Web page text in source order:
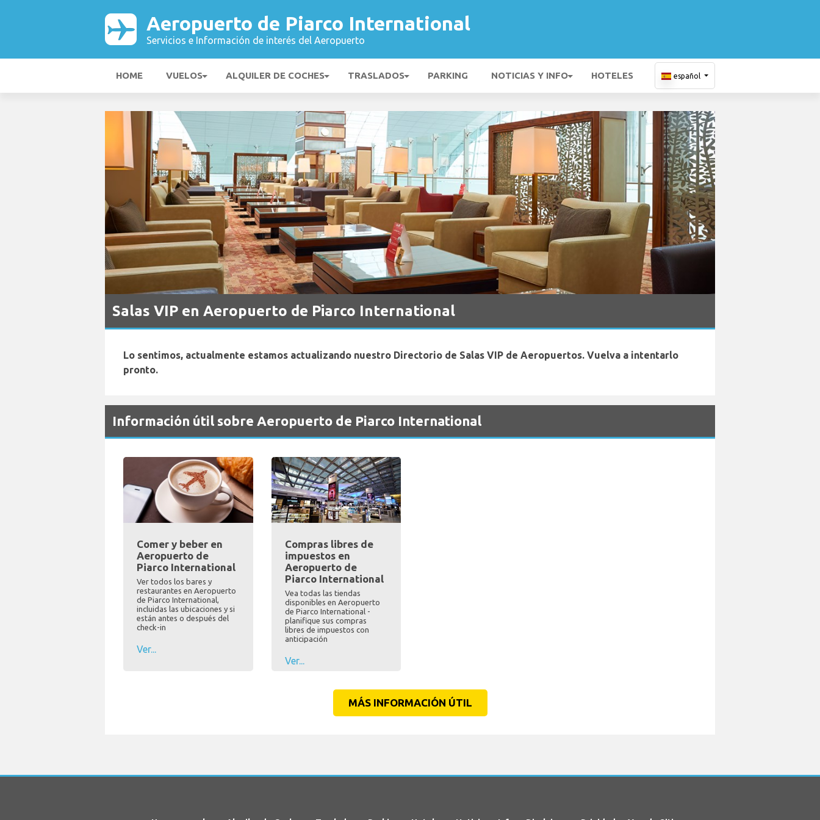
Aeropuerto de Piarco International
Servicios e Información de interés del Aeropuerto
HOME VUELOS ALQUILER DE COCHES TRASLADOS PARKING NOTICIAS Y INFO HOTELES español
Salas VIP en Aeropuerto de Piarco International
Lo sentimos, actualmente estamos actualizando nuestro Directorio de Salas VIP de Aeropuertos. Vuelva a intentarlo
pronto.
Información útil sobre Aeropuerto de Piarco International
Comer y beber en
Aeropuerto de
Piarco International
Ver todos los bares y
restaurantes en Aeropuerto
de Piarco International,
incluidas las ubicaciones y si
están antes o después del
check-in
Ver...
Compras libres de
impuestos en
Aeropuerto de
Piarco International
Vea todas las tiendas
disponibles en Aeropuerto
de Piarco International -
planifique sus compras
libres de impuestos con
anticipación
Ver...
MÁS INFORMACIÓN ÚTIL